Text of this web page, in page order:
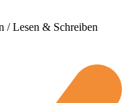
/ Lesen & Schreiben